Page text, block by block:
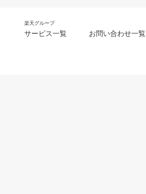
楽天グループ
サービス一覧 お問い合わせ一覧